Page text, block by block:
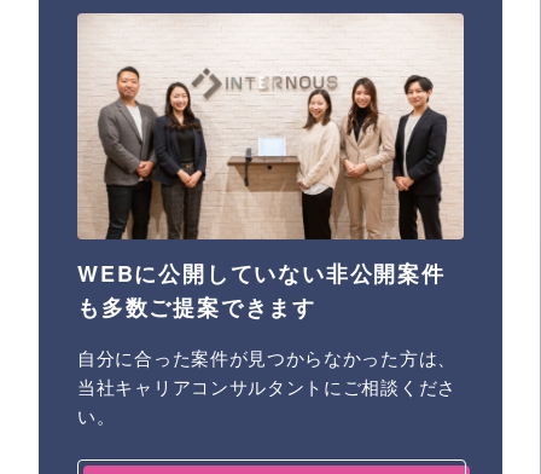
WEBに公開していない非公開案件
も多数ご提案できます
自分に合った案件が見つからなかった方は、
当社キャリアコンサルタントにご相談くださ
い。